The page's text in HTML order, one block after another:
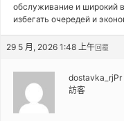
обслуживание и широкий
избегать очередей и
29 5 月, 2026 1:48 上午回覆
dostavka_rjPr
訪客